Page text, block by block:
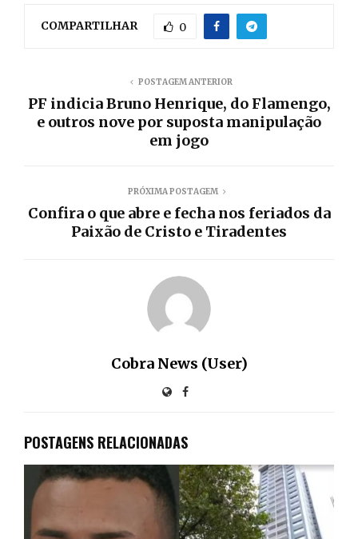
COMPARTILHAR 0
POSTAGEM ANTERIOR
PF indicia Bruno Henrique, do Flamengo,
e outros nove por suposta manipulação
em jogo
PRÓXIMA POSTAGEM
Confira o que abre e fecha nos feriados da
Paixão de Cristo e Tiradentes
Cobra News (User)
POSTAGENS RELACIONADAS